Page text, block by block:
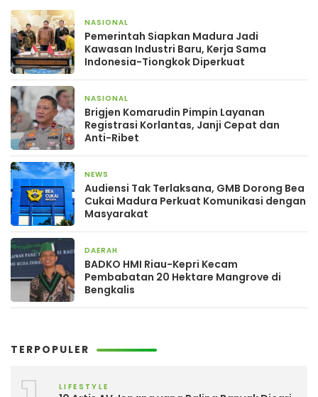
NASIONAL
Pemerintah Siapkan Madura Jadi
Kawasan Industri Baru, Kerja Sama
Indonesia-Tiongkok Diperkuat
NASIONAL
Brigjen Komarudin Pimpin Layanan
Registrasi Korlantas, Janji Cepat dan
Anti-Ribet
NEWS
Audiensi Tak Terlaksana, GMB Dorong Bea
Cukai Madura Perkuat Komunikasi dengan
Masyarakat
DAERAH
BADKO HMI Riau-Kepri Kecam
Pembabatan 20 Hektare Mangrove di
Bengkalis
TERPOPULER
LIFESTYLE